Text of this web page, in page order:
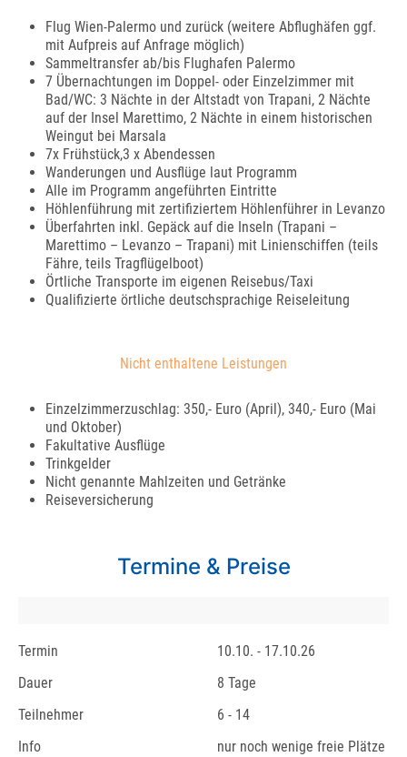
Flug Wien-Palermo und zurück (weitere Abflughäfen ggf.
mit Aufpreis auf Anfrage möglich)
Sammeltransfer ab/bis Flughafen Palermo
7 Übernachtungen im Doppel- oder Einzelzimmer mit
Bad/WC: 3 Nächte in der Altstadt von Trapani, 2 Nächte
auf der Insel Marettimo, 2 Nächte in einem historischen
Weingut bei Marsala
7x Frühstück,3 x Abendessen
Wanderungen und Ausflüge laut Programm
Alle im Programm angeführten Eintritte
Höhlenführung mit zertifiziertem Höhlenführer in Levanzo
Überfahrten inkl. Gepäck auf die Inseln (Trapani –
Marettimo – Levanzo – Trapani) mit Linienschiffen (teils
Fähre, teils Tragflügelboot)
Örtliche Transporte im eigenen Reisebus/Taxi
Qualifizierte örtliche deutschsprachige Reiseleitung
Nicht enthaltene Leistungen
Einzelzimmerzuschlag: 350,- Euro (April), 340,- Euro (Mai
und Oktober)
Fakultative Ausflüge
Trinkgelder
Nicht genannte Mahlzeiten und Getränke
Reiseversicherung
Termine & Preise
Termin
10.10. - 17.10.26
Dauer
8 Tage
Teilnehmer
6 - 14
Info
nur noch wenige freie Plätze